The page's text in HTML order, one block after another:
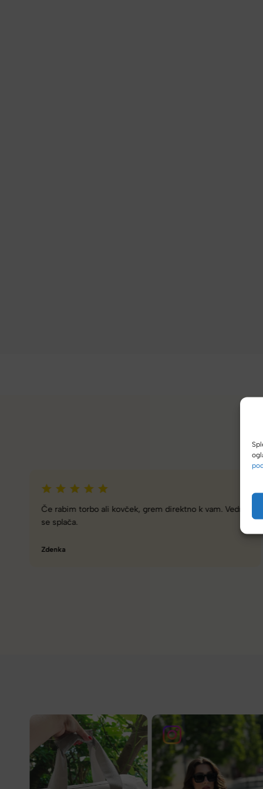
Zelo dobra trgovina za torbe in kovčke, z veliko izbire,
različnimi znamkami in dobrimi popusti/akcijami.
Tamara